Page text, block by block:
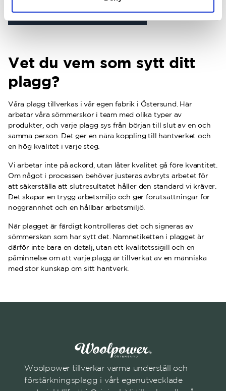
Lär dig mer om våra material
Vet du vem som sytt ditt
plagg?
Våra plagg tillverkas i vår egen fabrik i Östersund. Här
arbetar våra sömmerskor i team med olika typer av
produkter, och varje plagg sys från början till slut av en och
samma person. Det ger en nära koppling till hantverket och
en hög kvalitet i varje steg.
Vi arbetar inte på ackord, utan låter kvalitet gå före kvantitet.
Om något i processen behöver justeras avbryts arbetet för
att säkerställa att slutresultatet håller den standard vi kräver.
Det skapar en trygg arbetsmiljö och ger förutsättningar för
noggrannhet och en hållbar arbetsmiljö.
När plagget är färdigt kontrolleras det och signeras av
sömmerskan som har sytt det. Namnetiketten i plagget är
därför inte bara en detalj, utan ett kvalitetssigill och en
påminnelse om att varje plagg är tillverkat av en människa
med stor kunskap om sitt hantverk.
Woolpower tillverkar varma underställ och
förstärkningsplagg i vårt egenutvecklade